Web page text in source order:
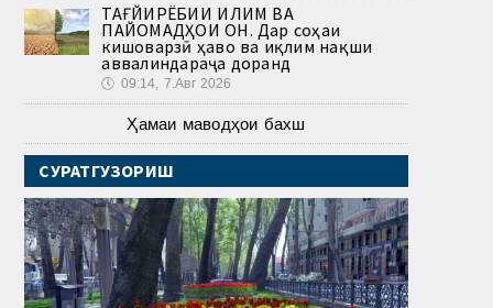
ТАҒЙИРЁБИИ ИҚЛИМ ВА
ПАЙОМАДҲОИ ОН. Дар соҳаи
кишоварзӣ ҳаво ва иқлим нақши
аввалиндараҷа доранд
🕔 09:14, 7.Авг 2026
Ҳамаи маводҳои бахш
СУРАТГУЗОРИШ